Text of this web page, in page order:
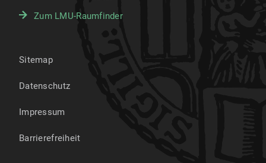
Zum LMU-Raumfinder
Sitemap
Datenschutz
Impressum
Barrierefreiheit